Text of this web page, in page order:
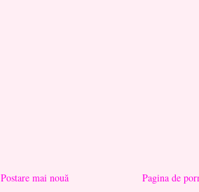
Postare mai nouă
Pagina de